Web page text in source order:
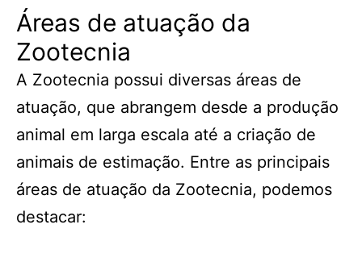
Áreas de atuação da
Zootecnia
A Zootecnia possui diversas áreas de
atuação, que abrangem desde a produção
animal em larga escala até a criação de
animais de estimação. Entre as principais
áreas de atuação da Zootecnia, podemos
destacar: